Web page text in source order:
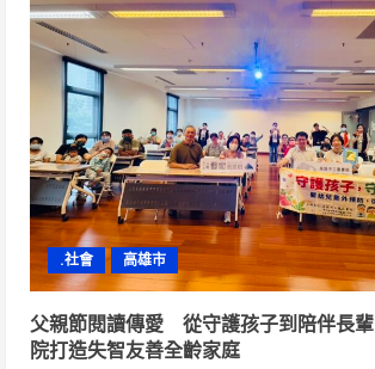
.社會 高雄市
父親節閱讀傳愛 從守護孩子到陪伴長
院打造失智友善全齡家庭